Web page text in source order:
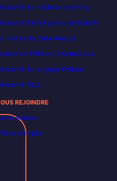
le machine learning
l’intelligence artificielle
métier de Data Analyst
POEI en informatique
le langage Python
SQL
REJOINDRE
équipe
d’emploi